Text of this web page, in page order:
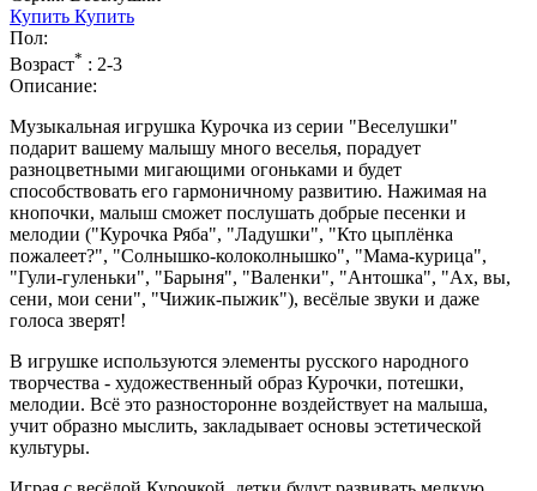
Купить Купить
Пол:
Возраст* : 2-3
Описание:
Музыкальная игрушка Курочка из серии "Веселушки"
подарит вашему малышу много веселья, порадует
разноцветными мигающими огоньками и будет
способствовать его гармоничному развитию. Нажимая на
кнопочки, малыш сможет послушать добрые песенки и
мелодии ("Курочка Ряба", "Ладушки", "Кто цыплёнка
пожалеет?", "Солнышко-колоколнышко", "Мама-курица",
"Гули-гуленьки", "Барыня", "Валенки", "Антошка", "Ах, вы,
сени, мои сени", "Чижик-пыжик"), весёлые звуки и даже
голоса зверят!
В игрушке используются элементы русского народного
творчества - художественный образ Курочки, потешки,
мелодии. Всё это разносторонне воздействует на малыша,
учит образно мыслить, закладывает основы эстетической
культуры.